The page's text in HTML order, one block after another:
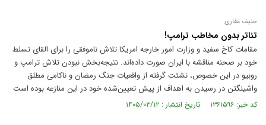
حنیف غفاری
تئاتر بدون مخاطب ترامپ!
مقامات کاخ سفید و وزارت امور خارجه امریکا تلاش ناموفقی را برای القای تسلط
خود بر صحنه مناقشه با ایران صورت داده‌اند. نتیجه‌بخش نبودن تلاش ترامپ و
روبیو در این خصوص، نشئت گرفته از واقعیات جنگ رمضان و ناکامی مطلق
واشینگتن در رسیدن به اهداف از پیش تعیین‌شده خود در این منازعه بوده است
کد خبر: ۱۳۶۱۵۹۶ تاریخ انتشار : ۱۴۰۵/۰۳/۱۲